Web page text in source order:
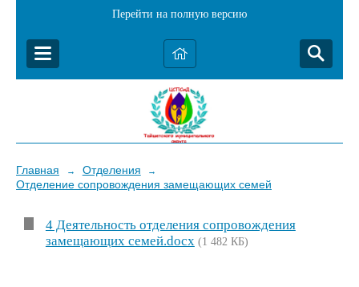
Перейти на полную версию
Главная → Отделения →
Отделение сопровождения замещающих семей
4 Деятельность отделения сопровождения
замещающих семей.docx (1 482 КБ)